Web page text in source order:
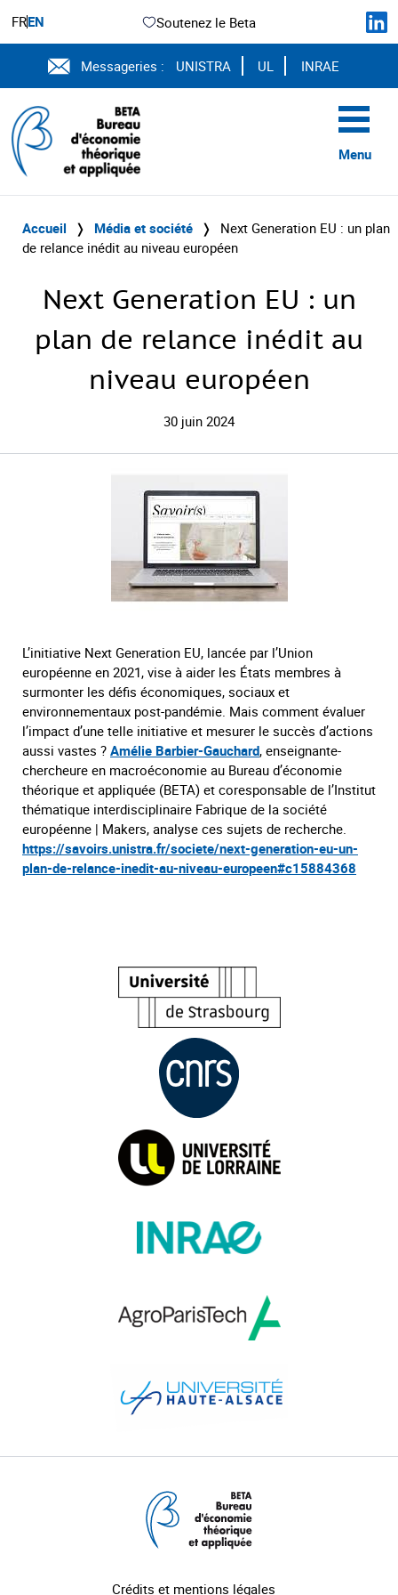
FREN Soutenez le Beta
Messageries : UNISTRA UL INRAE
Menu
Accueil ❭ Média et société ❭
Next Generation EU : un plan
de relance inédit au niveau européen
Next Generation EU : un
plan de relance inédit au
niveau européen
30 juin 2024
L’initiative Next Generation EU, lancée par l’Union
européenne en 2021, vise à aider les États membres à
surmonter les défis économiques, sociaux et
environnementaux post-pandémie. Mais comment évaluer
l’impact d’une telle initiative et mesurer le succès d’actions
aussi vastes ? Amélie Barbier-Gauchard, enseignante-
chercheure en macroéconomie au Bureau d’économie
théorique et appliquée (BETA) et coresponsable de l’Institut
thématique interdisciplinaire Fabrique de la société
européenne | Makers, analyse ces sujets de recherche.
https://savoirs.unistra.fr/societe/next-generation-eu-un-
plan-de-relance-inedit-au-niveau-europeen#c15884368
Crédits et mentions légales